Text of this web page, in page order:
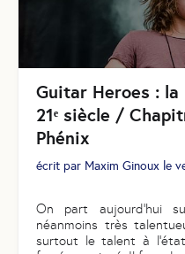
Guitar Heroes :
21ᵉ siècle /
Phénix
écrit par Maxim Ginoux le
On part aujourd’hui
néanmoins très
surtout le talent à